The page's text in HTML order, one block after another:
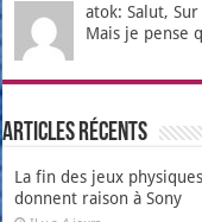
atok: Salut,
Mais je pense
Articles récents
La fin des jeux
donnent raison à Sony